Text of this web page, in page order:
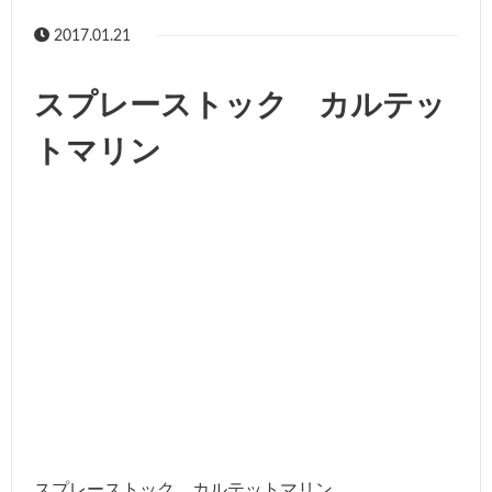
2017.01.21
スプレーストック カルテッ
トマリン